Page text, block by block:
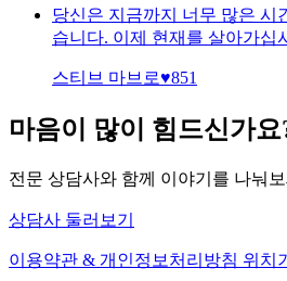
당신은 지금까지 너무 많은 시
습니다. 이제 현재를 살아가십
스티브 마브로♥851
마음이 많이 힘드신가요
전문 상담사와 함께 이야기를 나눠
상담사 둘러보기
이용약관 & 개인정보처리방침 위치